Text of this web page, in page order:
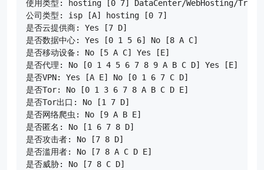
使用类型: hosting [0 7] DataCenter/
公司类型: isp [A] hosting [0 7]
是否云提供商: Yes [7 D]
是否数据中心: Yes [0 1 5 6] No [8 A C]
是否移动设备: No [5 A C] Yes [E]
是否代理: No [0 1 4 5 6 7 8 9 A B C D] Yes [E]
是否VPN: Yes [A E] No [0 1 6 7 C D]
是否Tor: No [0 1 3 6 7 8 A B C D E]
是否Tor出口: No [1 7 D]
是否网络爬虫: No [9 A B E]
是否匿名: No [1 6 7 8 D]
是否攻击者: No [7 8 D]
是否滥用者: No [7 8 A C D E]
是否威胁: No [7 8 C D]